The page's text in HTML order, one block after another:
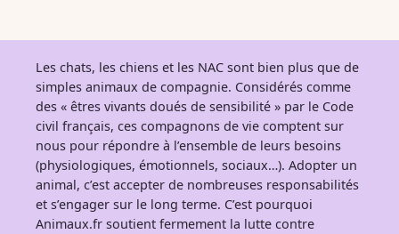
Les chats, les chiens et les NAC sont bien plus que de
simples animaux de compagnie. Considérés comme
des « êtres vivants doués de sensibilité » par le Code
civil français, ces compagnons de vie comptent sur
nous pour répondre à l’ensemble de leurs besoins
(physiologiques, émotionnels, sociaux…). Adopter un
animal, c’est accepter de nombreuses responsabilités
et s’engager sur le long terme. C’est pourquoi
Animaux.fr soutient fermement la lutte contre